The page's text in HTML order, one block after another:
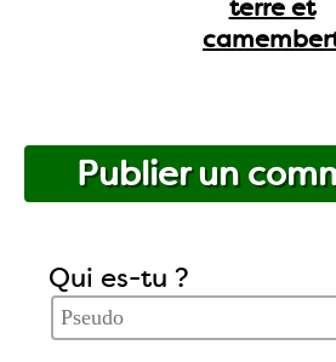
terre et
Publier un
Qui es-tu ?